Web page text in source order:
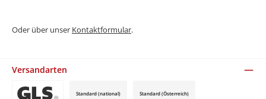
Oder über unser Kontaktformular.
Versandarten
Standard (national) Standard (Österreich)